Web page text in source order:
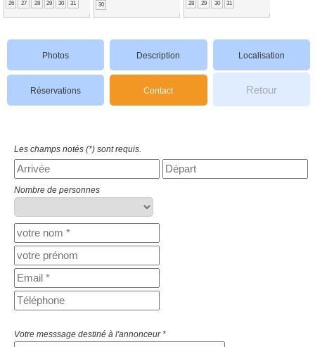
26 27 28 29 30 31 30 28 29 30 31
Photos Description Localisation
Réservations Contact Retour
Les champs notés (*) sont requis.
Nombre de personnes
Votre messsage destiné à l'annonceur *